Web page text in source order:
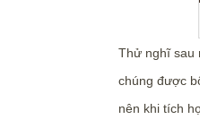
Thử nghĩ sau
chúng được
nên khi tích